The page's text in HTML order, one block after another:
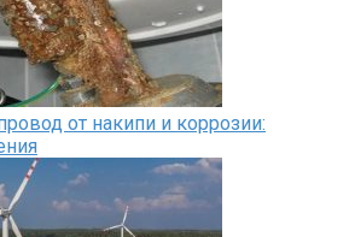
от накипи и коррозии: